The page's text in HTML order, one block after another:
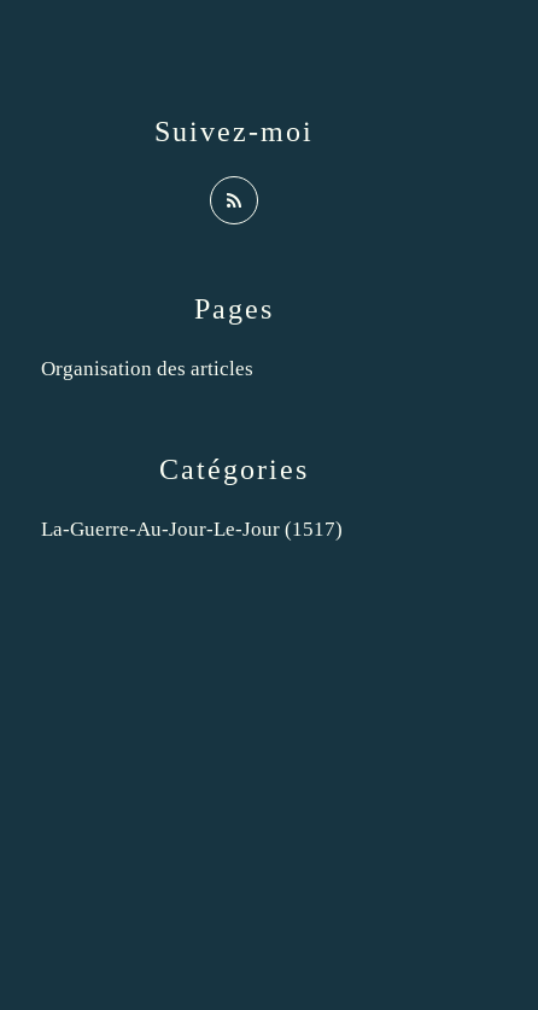
Catégories
La-Guerre-Au-Jour-Le-Jour (1517)
Pages
Organisation des articles
Suivez-moi